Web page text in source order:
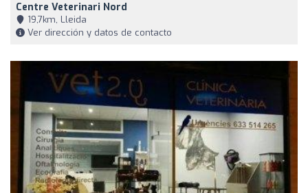
Centre Veterinari Nord
19,7km, Lleida
Ver dirección y datos de contacto